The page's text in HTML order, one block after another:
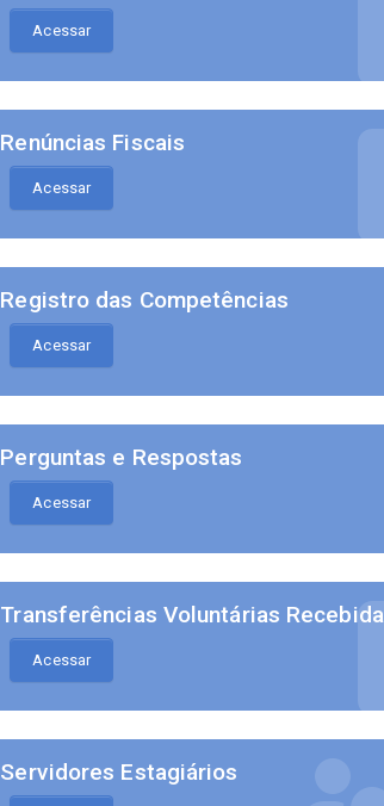
Acessar
Renúncias Fiscais
Acessar
Registro das Competências
Acessar
Perguntas e Respostas
Acessar
Transferências Voluntárias
Acessar
Servidores Estagiários